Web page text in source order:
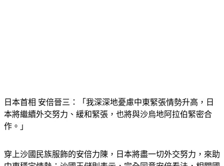
本將繼續外交努力、緩和緊張，也將與沙烏地阿拉伯緊密合
作。」
中東穩定情勢；沙國王儲則表示，完全同意安倍看法，相關國